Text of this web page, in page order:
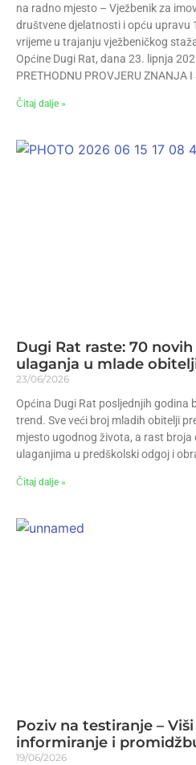
na radno mjesto – Vježbenik za
društvene djelatnosti i opću upravu
vrijeme u trajanju vježbeničkog
Općine Dugi Rat, dana 23. lipnja
PRETHODNU PROVJERU ZNANJA I
Čitaj dalje »
Dugi Rat raste: 70
ulaganja u mlade
23/06/2026
Općina Dugi Rat posljednjih godina
trend. Sve veći broj mladih obitelji
mjesto ugodnog života, a rast broja
ulaganjima u predškolski odgoj i
Čitaj dalje »
Poziv na testiranje –
informiranje i
19/06/2026